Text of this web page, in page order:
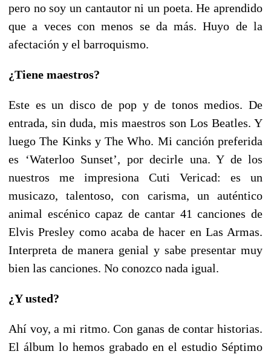
pero no soy un cantautor ni un poeta. He aprendido
que a veces con menos se da más. Huyo de la
afectación y el barroquismo.
¿Tiene maestros?
Este es un disco de pop y de tonos medios. De
entrada, sin duda, mis maestros son Los Beatles. Y
luego The Kinks y The Who. Mi canción preferida
es ‘Waterloo Sunset’, por decirle una. Y de los
nuestros me impresiona Cuti Vericad: es un
musicazo, talentoso, con carisma, un auténtico
animal escénico capaz de cantar 41 canciones de
Elvis Presley como acaba de hacer en Las Armas.
Interpreta de manera genial y sabe presentar muy
bien las canciones. No conozco nada igual.
¿Y usted?
Ahí voy, a mi ritmo. Con ganas de contar historias.
El álbum lo hemos grabado en el estudio Séptimo